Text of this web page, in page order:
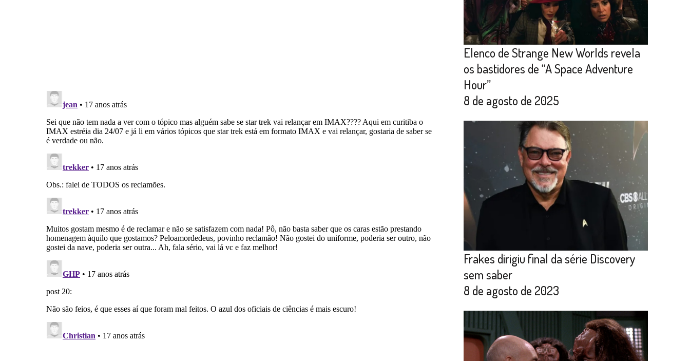
Elenco de Strange New Worlds revela
os bastidores de “A Space Adventure
Hour”
8 de agosto de 2025
Frakes dirigiu final da série Discovery
sem saber
8 de agosto de 2023